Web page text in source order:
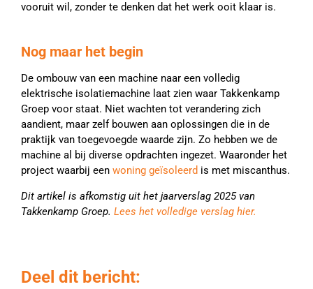
vooruit wil, zonder te denken dat het werk ooit klaar is.
Nog maar het begin
De ombouw van een machine naar een volledig
elektrische isolatiemachine laat zien waar Takkenkamp
Groep voor staat. Niet wachten tot verandering zich
aandient, maar zelf bouwen aan oplossingen die in de
praktijk van toegevoegde waarde zijn. Zo hebben we de
machine al bij diverse opdrachten ingezet. Waaronder het
project waarbij een woning geïsoleerd is met miscanthus.
Dit artikel is afkomstig uit het jaarverslag 2025 van
Takkenkamp Groep. Lees het volledige verslag hier.
Deel dit bericht: